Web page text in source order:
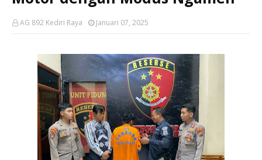
AG 892 Kediri Raya Januari 07, 2025